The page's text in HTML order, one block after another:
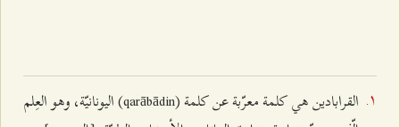
القرابادين هي كلمة معرّبة عن كلمة (qarābādin) اليونانيّة، وهو العِلم